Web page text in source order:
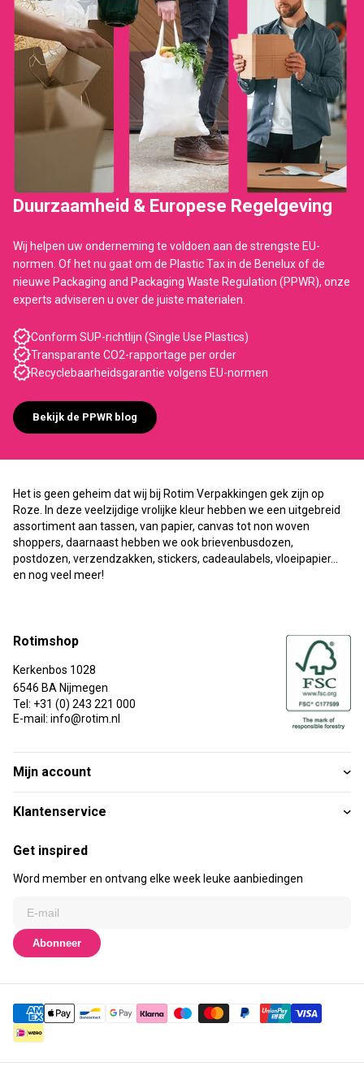
Duurzaamheid & Europese Regelgeving
Wij helpen uw onderneming te voldoen aan de strengste EU-
normen. Of het nu gaat om de Plastic Tax in de Benelux of de
nieuwe Packaging and Packaging Waste Regulation (PPWR), onze
experts adviseren u over de juiste materialen.
Conform SUP-richtlijn (Single Use Plastics)
Transparante CO2-rapportage per order
Recyclebaarheidsgarantie volgens EU-normen
Bekijk de PPWR blog
Het is geen geheim dat wij bij Rotim Verpakkingen gek zijn op
Roze. In deze veelzijdige vrolijke kleur hebben we een uitgebreid
assortiment aan tassen, van papier, canvas tot non woven
shoppers, daarnaast hebben we ook brievenbusdozen,
postdozen, verzendzakken, stickers, cadeaulabels, vloeipapier…
en nog veel meer!
Rotimshop
Kerkenbos 1028
6546 BA Nijmegen
Tel: +31 (0) 243 221 000
E-mail: info@rotim.nl
Mijn account
Klantenservice
Get inspired
Word member en ontvang elke week leuke aanbiedingen
Abonneer